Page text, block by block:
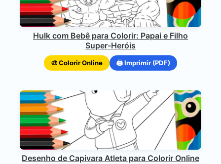
Hulk com Bebê para Colorir: Papai e Filho
Super-Heróis
🎨 Colorir Online 🖨️ Imprimir (PDF)
Desenho de Capivara Atleta para Colorir Online